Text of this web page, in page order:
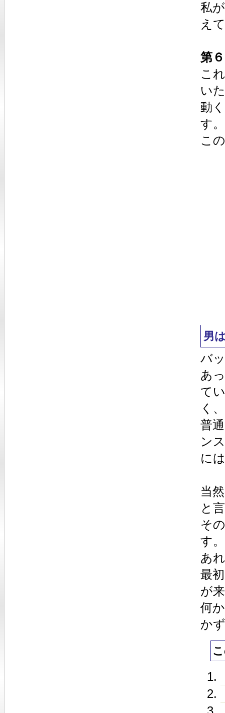
私
え
第
こ
い
動
す。
こ
男
バ
あ
て
く
普
ン
に
当
と
そ
す。
あ
最
が
何
か